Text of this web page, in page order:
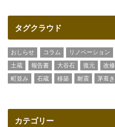
タグクラウド
おしらせ コラム リノベーション
土蔵
報告書 大谷石 復元 改修
町並み
石蔵 移築 耐震 茅葺き
カテゴリー